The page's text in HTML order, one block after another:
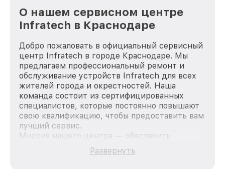
О нашем сервисном центре
Infratech в Краснодаре
Добро пожаловать в официальный сервисный
центр Infratech в городе Краснодаре. Мы
предлагаем профессиональный ремонт и
обслуживание устройств Infratech для всех
жителей города и окрестностей. Наша
команда состоит из сертифицированных
специалистов, которые постоянно повышают
свою квалификацию, чтобы предоставить вам
лучший сервис.
Миссия нашего центра — обеспечить
качественный и доступный ремонт для
каждого пользователя продукции Infratech,
Развернуть